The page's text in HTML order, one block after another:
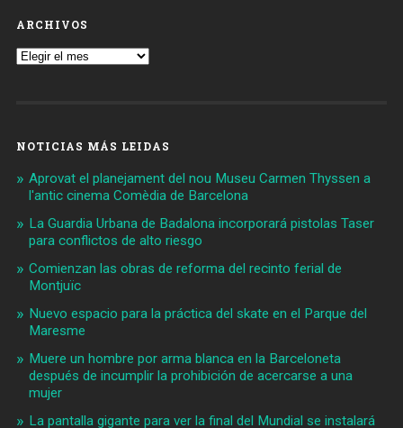
ARCHIVOS
Archivos
NOTICIAS MÁS LEIDAS
Aprovat el planejament del nou Museu Carmen Thyssen a
l'antic cinema Comèdia de Barcelona
La Guardia Urbana de Badalona incorporará pistolas Taser
para conflictos de alto riesgo
Comienzan las obras de reforma del recinto ferial de
Montjuïc
Nuevo espacio para la práctica del skate en el Parque del
Maresme
Muere un hombre por arma blanca en la Barceloneta
después de incumplir la prohibición de acercarse a una
mujer
La pantalla gigante para ver la final del Mundial se instalará